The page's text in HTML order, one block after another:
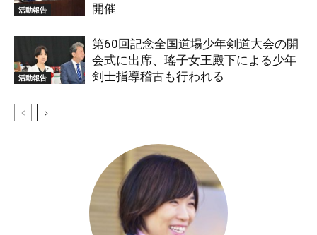
活動報告
開催
活動報告
第60回記念全国道場少年剣道大会の開
会式に出席、瑤子女王殿下による少年
剣士指導稽古も行われる